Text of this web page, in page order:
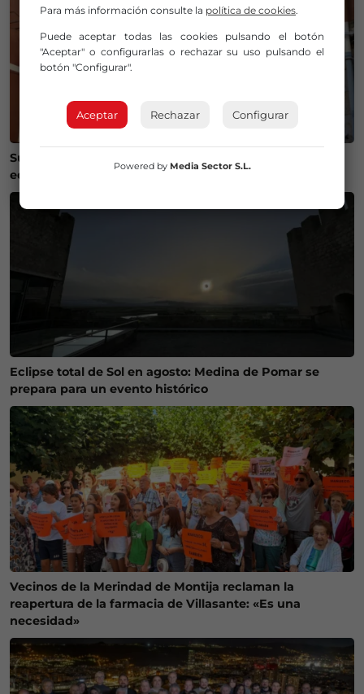
Susto en Bilbao La Vieja: ocho personas atendidas y un
edificio desalojado tras un incendio
Eclipse total de Sol en agosto: Medina de Pomar se
prepara para un evento histórico
Vecinos de la Merindad de Montija reclaman la
reapertura de la farmacia de Villasante: «Es una
necesidad»
Para más información consulte la política de cookies.
Puede aceptar todas las cookies pulsando el botón
"Aceptar" o configurarlas o rechazar su uso pulsando el
botón "Configurar".
Aceptar Rechazar Configurar
Powered by Media Sector S.L.